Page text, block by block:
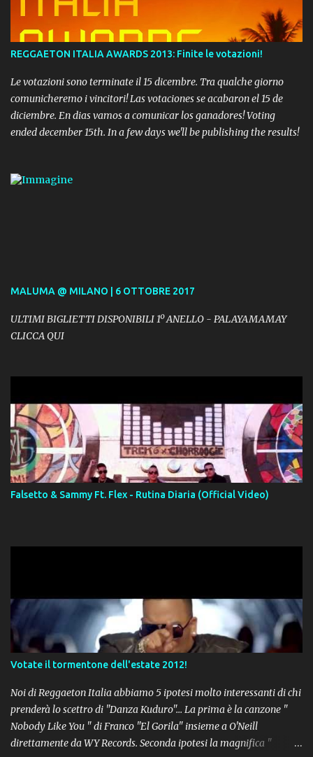
REGGAETON ITALIA AWARDS 2013: Finite le votazioni!
Le votazioni sono terminate il 15 dicembre. Tra qualche giorno
comunicheremo i vincitori! Las votaciones se acabaron el 15 de
diciembre. En dias vamos a comunicar los ganadores! Voting
ended december 15th. In a few days we'll be publishing the results!
MALUMA @ MILANO | 6 OTTOBRE 2017
ULTIMI BIGLIETTI DISPONIBILI 1º ANELLO - PALAYAMAMAY
CLICCA QUI
Falsetto & Sammy Ft. Flex - Rutina Diaria (Official Video)
Votate il tormentone dell'estate 2012!
Noi di Reggaeton Italia abbiamo 5 ipotesi molto interessanti di chi
prenderà lo scettro di "Danza Kuduro"... La prima è la canzone "
Nobody Like You " di Franco "El Gorila" insieme a O'Neill
direttamente da WY Records. Seconda ipotesi la magnifica "